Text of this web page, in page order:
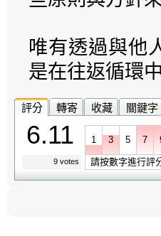
唯有透過與他
是在往返循環
評分 轉寄 收藏 關鍵字
6.11
9 votes
1 3 5 7
請按數字進行評